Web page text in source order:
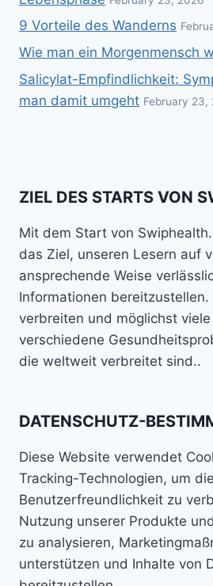
9 Vorteile des Wanderns
Wie man ein Morgenmensch
Salicylat-Empfindlichkeit:
man damit umgeht February 23,
ZIEL DES STARTS VON
Mit dem Start von
das Ziel, unseren Lesern auf
ansprechende Weise
Informationen bereitzustellen.
verbreiten und möglichst
verschiedene
die weltweit verbreitet sind..
DATENSCHUTZ-
Diese Website verwendet
Tracking-Technologien, um die
Benutzerfreundlichkeit zu
Nutzung unserer Produkte
zu analysieren,
unterstützen und Inhalte von